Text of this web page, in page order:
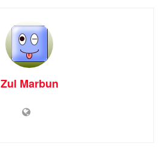
Zul Marbun